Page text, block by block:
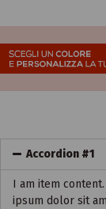
Accordion #1
I am item
ipsum dolor sit